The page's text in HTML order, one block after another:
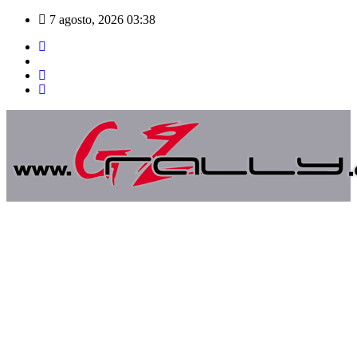
Saltar
contenido
7 agosto, 2026 03:38